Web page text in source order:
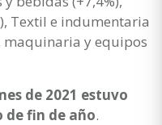
Textil e indumentaria
maquinaria y equipos
de 2021 estuvo
de fin de año.